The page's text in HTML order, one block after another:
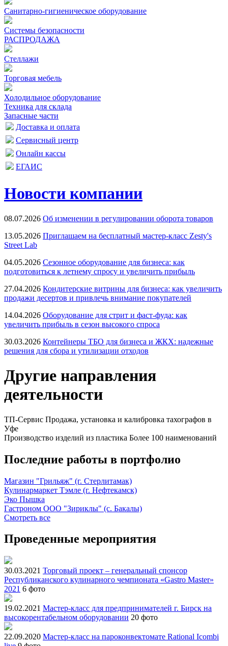
Санитарно-гигиеническое оборудование
Системы безопасности
РАСПРОДАЖА
Стеллажи
Торговая мебель
Холодильное оборудование
Техника для склада
Запасные части
Доставка и оплата
Сервисный центр
Онлайн кассы
ЕГАИС
Новости компании
08.07.2026 Об изменении в регулировании оборота товаров
13.05.2026 Приглашаем на бесплатный мастер-класс Zesty's
Street Lab
04.05.2026 Сезонное оборудование для бизнеса: как
подготовиться к летнему спросу и увеличить прибыль
27.04.2026 Кондитерские витрины для бизнеса: как увеличить
продажи десертов и привлечь внимание покупателей
14.04.2026 Оборудование для стрит и фаст-фуда: как
увеличить прибыль в сезон высокого спроса
30.03.2026 Контейнеры ТБО для бизнеса и ЖКХ: надежные
решения для сбора и утилизации отходов
Другие направления
деятельности
ТП-Сервис Продажа, установка и калибровка тахографов в
Уфе
Производство изделий из пластика Более 100 наименований
Последние работы в портфолио
Магазин "Грильяж" (г. Стерлитамак)
Кулинармаркет Тэмле (г. Нефтекамск)
Эко Пышка
Гастроном ООО "Зириклы" (с. Бакалы)
Смотреть все
Проведенные мероприятия
30.03.2021 Торговый проект – генеральный спонсор
Республиканского кулинарного чемпионата «Gastro Master»
2021 6 фото
19.02.2021 Мастер-класс для предпринимателей г. Бирск на
высокорентабельном оборудовании 20 фото
22.09.2020 Мастер-класс на пароконвектомате Rational Icombi